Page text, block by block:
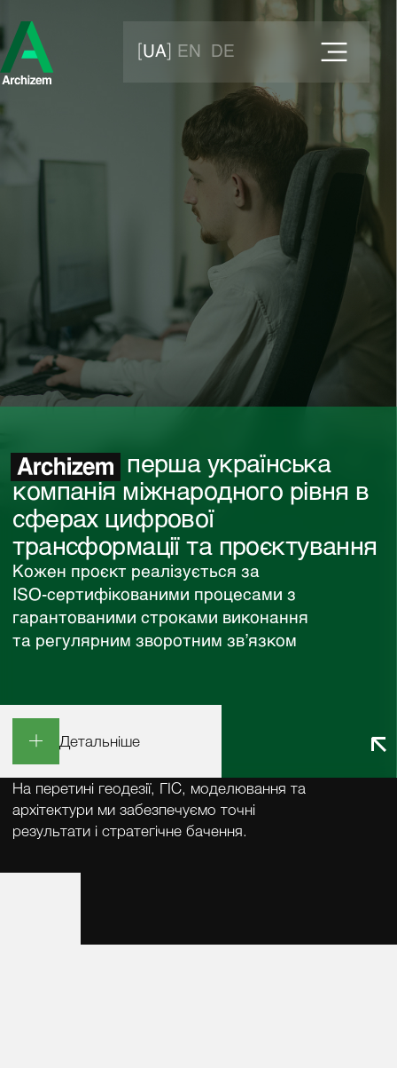
UA EN DE
перша українська
компанія міжнародного рівня в
сферах цифрової
трансформації та проєктування
Кожен проєкт реалізується за
ISO-сертифікованими процесами з
гарантованими строками виконання
та регулярним зворотним зв’язком
Детальніше
На перетині геодезії, ГІС, моделювання та
архітектури ми забезпечуємо точні
результати і стратегічне бачення.